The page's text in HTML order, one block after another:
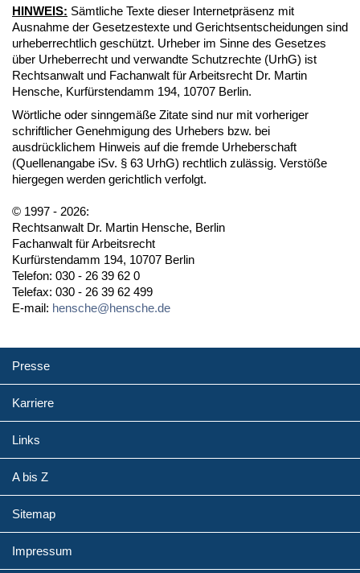
HINWEIS: Sämtliche Texte dieser Internetpräsenz mit
Ausnahme der Gesetzestexte und Gerichtsentscheidungen sind
urheberrechtlich geschützt. Urheber im Sinne des Gesetzes
über Urheberrecht und verwandte Schutzrechte (UrhG) ist
Rechtsanwalt und Fachanwalt für Arbeitsrecht Dr. Martin
Hensche, Kurfürstendamm 194, 10707 Berlin.
Wörtliche oder sinngemäße Zitate sind nur mit vorheriger
schriftlicher Genehmigung des Urhebers bzw. bei
ausdrücklichem Hinweis auf die fremde Urheberschaft
(Quellenangabe iSv. § 63 UrhG) rechtlich zulässig. Verstöße
hiergegen werden gerichtlich verfolgt.
© 1997 - 2026:
Rechtsanwalt Dr. Martin Hensche, Berlin
Fachanwalt für Arbeitsrecht
Kurfürstendamm 194, 10707 Berlin
Telefon: 030 - 26 39 62 0
Telefax: 030 - 26 39 62 499
E-mail: hensche@hensche.de
Presse
Karriere
Links
A bis Z
Sitemap
Impressum